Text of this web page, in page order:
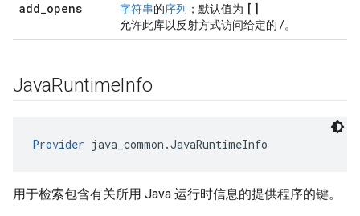
add_opens 字符串的序列 ；默认值为 []
允许此库以反射方式访问给定的 /。
JavaRuntimeInfo
Provider java_common.JavaRuntimeInfo
用于检索包含有关所用 Java 运行时信息的提供程序的键。